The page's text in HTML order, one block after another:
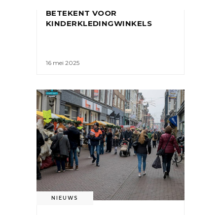
BETEKENT VOOR
KINDERKLEDINGWINKELS
16 mei 2025
NIEUWS